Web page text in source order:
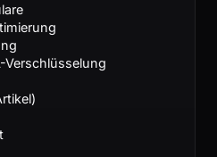
Verschlüsselung